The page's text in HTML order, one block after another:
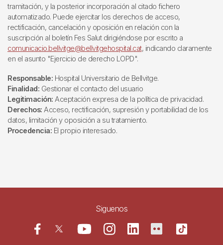
tramitación, y la posterior incorporación al citado fichero
automatizado. Puede ejercitar los derechos de acceso,
rectificación, cancelación y oposición en relación con la
suscripción al boletín Fes Salut dirigiéndose por escrito a
comunicacio.bellvitge@bellvitgehospital.cat, indicando claramente
en el asunto "Ejercicio de derecho LOPD".
Responsable: Hospital Universitario de Bellvitge.
Finalidad: Gestionar el contacto del usuario
Legitimación: Aceptación expresa de la política de privacidad.
Derechos: Acceso, rectificación, supresión y portabilidad de los
datos, limitación y oposición a su tratamiento.
Procedencia: El propio interesado.
Siguenos